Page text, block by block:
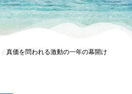
/ 真価を問われる激動の一年の幕開け